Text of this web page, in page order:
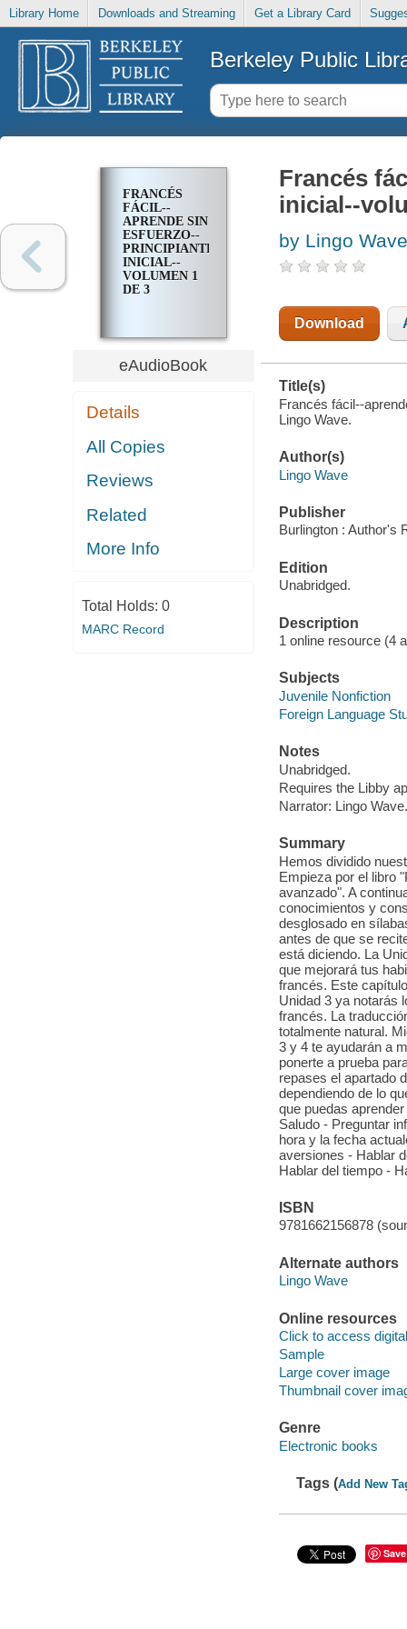
Library Home Downloads and Streaming Get a Library Card
Berkeley Public
FRANCÉS
FÁCIL--
APRENDE SIN
ESFUERZO--
PRINCIPIANTE
INICIAL--
VOLUMEN 1
DE 3
eAudioBook
Details
All Copies
Reviews
Related
More Info
Total Holds: 0
MARC Record
Francés
inicial--
by Lingo Wave
Download
Title(s)
Francés fácil--
Lingo Wave.
Author(s)
Lingo Wave
Publisher
Burlington : Author's
Edition
Unabridged.
Description
1 online resource (4
Subjects
Juvenile Nonfiction
Foreign Language
Notes
Unabridged.
Requires the Libby
Narrator: Lingo Wave.
Summary
Hemos dividido
Empieza por el libro
avanzado". A
conocimientos y
desglosado en
antes de que se
está diciendo. La
que mejorará tus
francés. Este
Unidad 3 ya notarás
francés. La
totalmente natural.
3 y 4 te ayudarán a
ponerte a prueba
repases el apartado
dependiendo de lo
que puedas
Saludo - Preguntar
hora y la fecha
aversiones - Hablar
Hablar del tiempo -
ISBN
9781662156878
Alternate authors
Lingo Wave
Online resources
Click to access
Sample
Large cover image
Thumbnail cover
Genre
Electronic books
Tags (Add New
Save